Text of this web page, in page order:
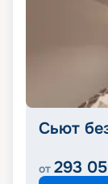
Сьют
от 293